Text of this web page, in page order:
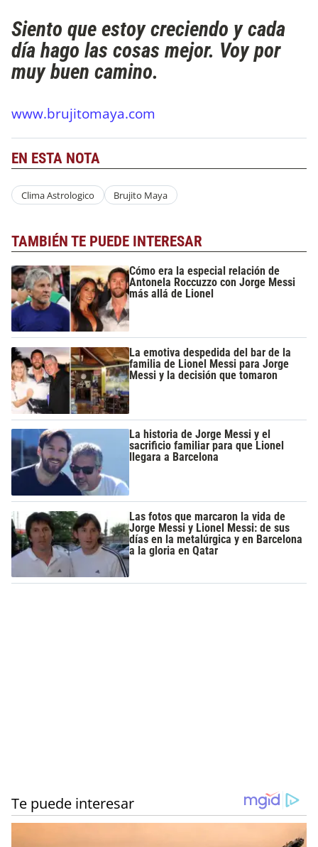
Siento que estoy creciendo y cada
día hago las cosas mejor. Voy por
muy buen camino.
www.brujitomaya.com
EN ESTA NOTA
Clima Astrologico Brujito Maya
TAMBIÉN TE PUEDE INTERESAR
Cómo era la especial relación de
Antonela Roccuzzo con Jorge Messi
más allá de Lionel
La emotiva despedida del bar de la
familia de Lionel Messi para Jorge
Messi y la decisión que tomaron
La historia de Jorge Messi y el
sacrificio familiar para que Lionel
llegara a Barcelona
Las fotos que marcaron la vida de
Jorge Messi y Lionel Messi: de sus
días en la metalúrgica y en Barcelona
a la gloria en Qatar